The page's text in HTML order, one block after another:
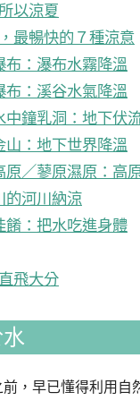
以涼夏
最暢快的７種涼意
布：瀑布水霧降溫
布：溪谷水氣降溫
中鐘乳洞：地下伏
山：地下世界降溫
原／蓼原濕原：高
的河川納涼
餚：把水吃進身體
飛大分
，早已懂得利用自